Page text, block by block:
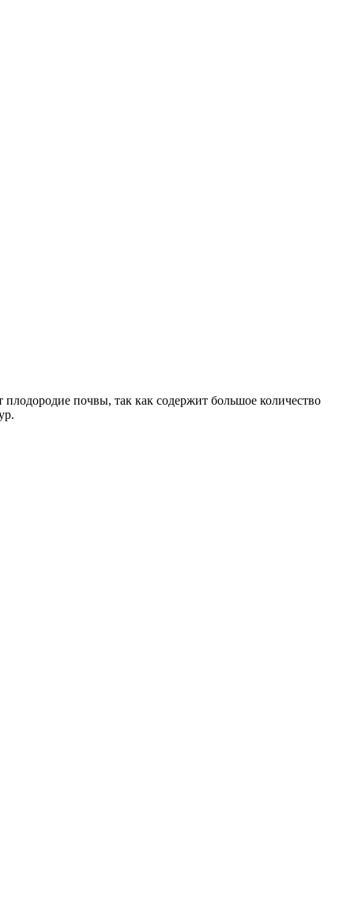
почвы, так как содержит большое количество